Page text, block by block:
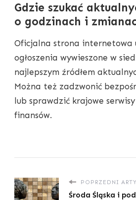
Gdzie szukać
o godzinach i
Oficjalna strona internetowa
ogłoszenia wywieszone w
najlepszym źródłem
Można też zadzwonić
lub sprawdzić krajowe
finansów.
POPRZEDNI
Środa Śląska i